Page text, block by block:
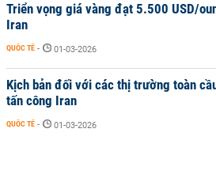
Triển vọng giá vàng đạt 5.500 USD/
Iran
QUỐC TẾ - 01-03-2026
Kịch bản đối với các thị trường toàn
tấn công Iran
QUỐC TẾ - 01-03-2026